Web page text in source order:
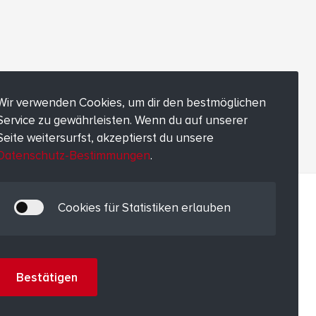
verwenden Cookies, um dir den bestmöglichen
zu gewährleisten. Wenn du auf unserer
weitersurfst, akzeptierst du unsere
Bestimmungen.
Cookies für Statistiken erlauben
Bestätigen